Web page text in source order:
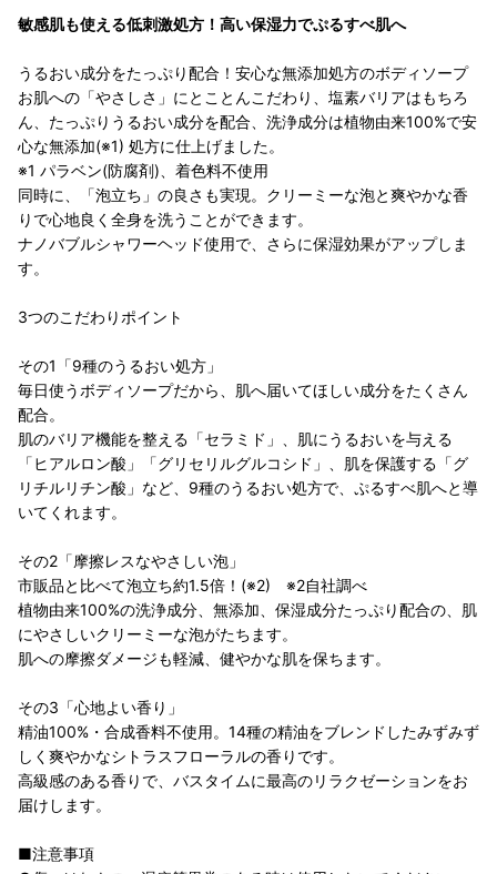
敏感肌も使える低刺激処方！高い保湿力でぷるすべ肌へ
うるおい成分をたっぷり配合！安心な無添加処方のボディソープ
お肌への「やさしさ」にとことんこだわり、塩素バリアはもちろ
ん、たっぷりうるおい成分を配合、洗浄成分は植物由来100%で安
心な無添加(※1) 処方に仕上げました。
※1 パラベン(防腐剤)、着色料不使用
同時に、「泡立ち」の良さも実現。クリーミーな泡と爽やかな香
りで心地良く全身を洗うことができます。
ナノバブルシャワーヘッド使用で、さらに保湿効果がアップしま
す。
3つのこだわりポイント
その1「9種のうるおい処方」
毎日使うボディソープだから、肌へ届いてほしい成分をたくさん
配合。
肌のバリア機能を整える「セラミド」、肌にうるおいを与える
「ヒアルロン酸」「グリセリルグルコシド」、肌を保護する「グ
リチルリチン酸」など、9種のうるおい処方で、ぷるすべ肌へと導
いてくれます。
その2「摩擦レスなやさしい泡」
市販品と比べて泡立ち約1.5倍！(※2) ※2自社調べ
植物由来100%の洗浄成分、無添加、保湿成分たっぷり配合の、肌
にやさしいクリーミーな泡がたちます。
肌への摩擦ダメージも軽減、健やかな肌を保ちます。
その3「心地よい香り」
精油100%・合成香料不使用。14種の精油をブレンドしたみずみず
しく爽やかなシトラスフローラルの香りです。
高級感のある香りで、バスタイムに最高のリラクゼーションをお
届けします。
■注意事項